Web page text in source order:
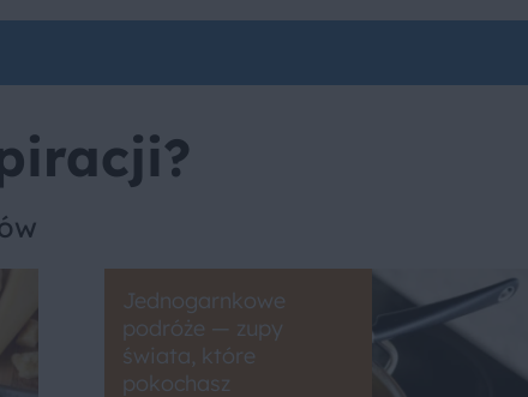
Jednogarnkowe
podróże — zupy
świata, które
pokochasz